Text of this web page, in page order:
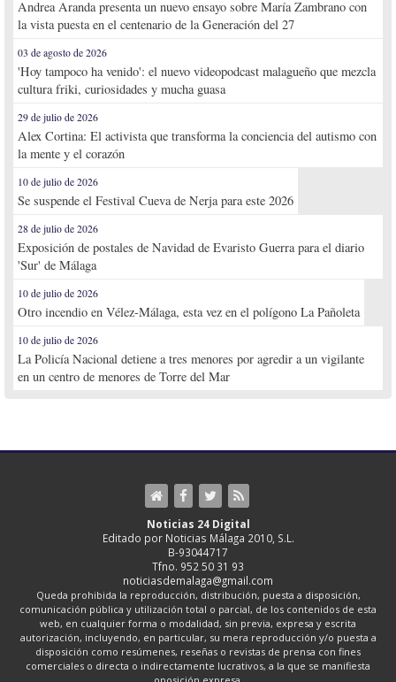
Andrea Aranda presenta un nuevo ensayo sobre María Zambrano con
la vista puesta en el centenario de la Generación del 27
03 de agosto de 2026
'Hoy tampoco ha venido': el nuevo videopodcast malagueño que mezcla
cultura friki, curiosidades y mucha guasa
29 de julio de 2026
Alex Cortina: El activista que transforma la conciencia del autismo con
la mente y el corazón
10 de julio de 2026
Se suspende el Festival Cueva de Nerja para este 2026
28 de julio de 2026
Exposición de postales de Navidad de Evaristo Guerra para el diario
'Sur' de Málaga
10 de julio de 2026
Otro incendio en Vélez-Málaga, esta vez en el polígono La Pañoleta
10 de julio de 2026
La Policía Nacional detiene a tres menores por agredir a un vigilante
en un centro de menores de Torre del Mar
Noticias 24 Digital
Editado por Noticias Málaga 2010, S.L.
B-93044717
Tfno. 952 50 31 93
noticiasdemalaga@gmail.com
Queda prohibida la reproducción, distribución, puesta a disposición,
comunicación pública y utilización total o parcial, de los contenidos de esta
web, en cualquier forma o modalidad, sin previa, expresa y escrita
autorización, incluyendo, en particular, su mera reproducción y/o puesta a
disposición como resúmenes, reseñas o revistas de prensa con fines
comerciales o directa o indirectamente lucrativos, a la que se manifiesta